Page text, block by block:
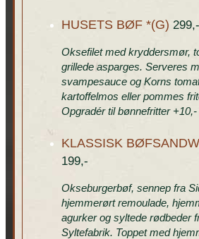
HUSETS BØF *(G) 299,-
Oksefilet med kryddersmør,
grillede asparges. Serveres
svampesauce og Korns
kartoffelmos eller pommes
Opgradér til bønnefritter +10,-
KLASSISK
199,-
Okseburgerbøf, sennep fra
hjemmerørt remoulade,
agurker og syltede rødbeder
Syltefabrik. Toppet med